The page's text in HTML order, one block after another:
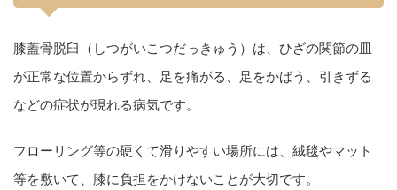
膝蓋骨脱臼（しつがいこつだっきゅう）は、ひざの関節の皿
が正常な位置からずれ、足を痛がる、足をかばう、引きずる
などの症状が現れる病気です。
フローリング等の硬くて滑りやすい場所には、絨毯やマット
等を敷いて、膝に負担をかけないことが大切です。